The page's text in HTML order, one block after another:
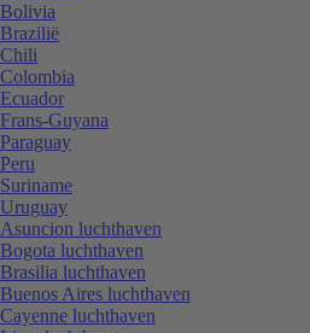
Bolivia
Brazilië
Chili
Colombia
Ecuador
Frans-Guyana
Paraguay
Peru
Suriname
Uruguay
Asuncion luchthaven
Bogota luchthaven
Brasilia luchthaven
Buenos Aires luchthaven
Cayenne luchthaven